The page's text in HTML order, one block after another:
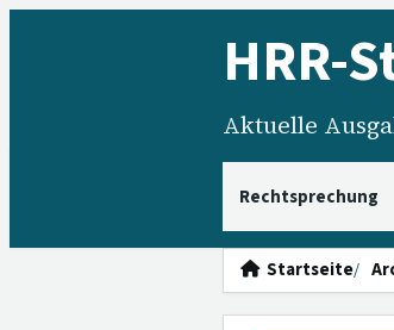
HRR-
Aktuelle
Startseite